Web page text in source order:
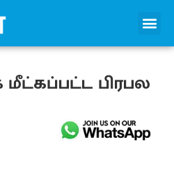
பிரபல